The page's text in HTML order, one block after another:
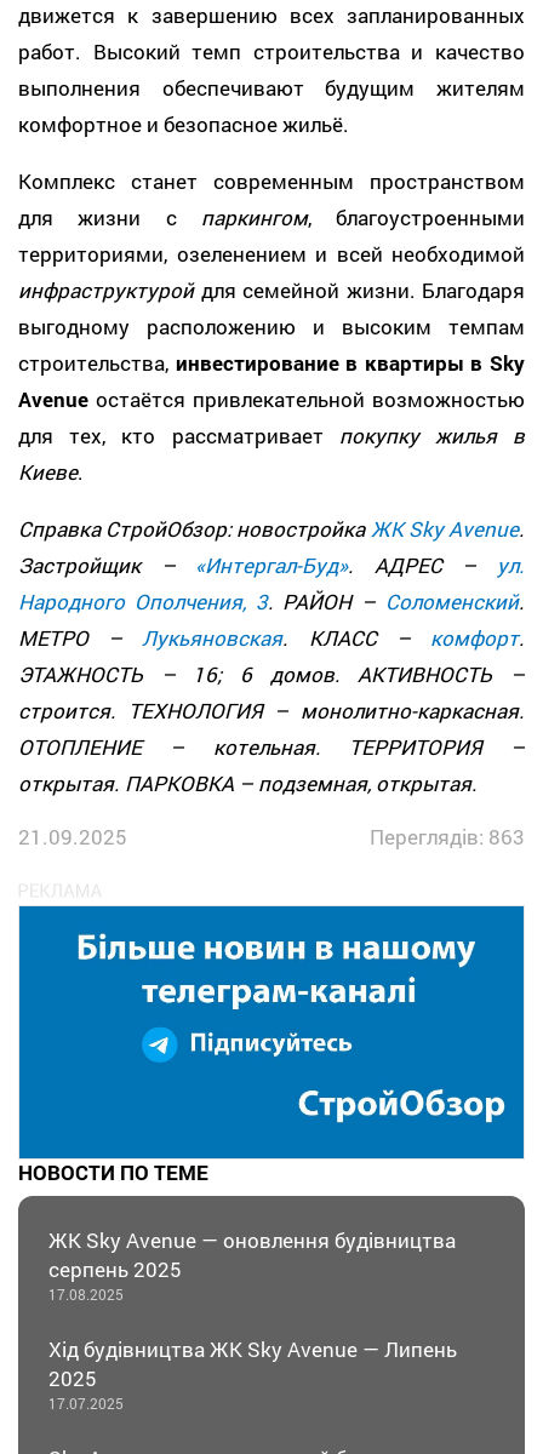
движется к завершению всех запланированных
работ. Высокий темп строительства и качество
выполнения обеспечивают будущим жителям
комфортное и безопасное жильё.
Комплекс станет современным пространством
для жизни с паркингом, благоустроенными
территориями, озеленением и всей необходимой
инфраструктуройдля семейной жизни. Благодаря
выгодному расположению и высоким темпам
строительства, инвестирование в квартиры в Sky
Avenue остаётся привлекательной возможностью
для тех, кто рассматривает покупку жилья в
Киеве.
Справка СтройОбзор: новостройкаЖК Sky Avenue.
Застройщик – «Интергал-Буд». АДРЕС – ул.
Народного Ополчения, 3. РАЙОН – Соломенский.
МЕТРО –Лукьяновская. КЛАСС – комфорт.
ЭТАЖНОСТЬ – 16; 6 домов. АКТИВНОСТЬ –
строится. ТЕХНОЛОГИЯ – монолитно-каркасная.
ОТОПЛЕНИЕ – котельная. ТЕРРИТОРИЯ –
открытая. ПАРКОВКА – подземная, открытая.
21.09.2025
Переглядів: 863
НОВОСТИ ПО ТЕМЕ
ЖК Sky Avenue — оновлення будівництва
серпень 2025
17.08.2025
Хід будівництва ЖК Sky Avenue — Липень
2025
17.07.2025